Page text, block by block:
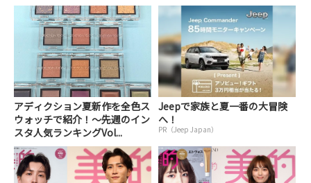
アディクション夏新作を全色ス
ウォッチで紹介！～先週のイン
スタ人気ランキングVol...
Jeepで家族と夏一番の大冒険
へ！
PR（Jeep Japan）